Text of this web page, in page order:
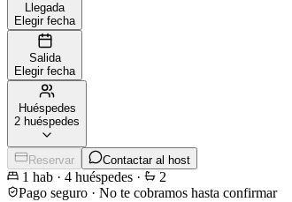
Llegada
Elegir fecha
Salida
Elegir fecha
Huéspedes
2 huéspedes
Reservar Contactar al host
1 hab · 4 huéspedes ·
2
Pago seguro · No te cobramos hasta confirmar